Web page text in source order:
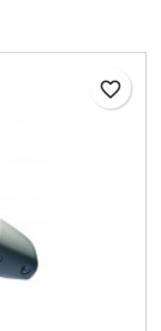
favorite_border